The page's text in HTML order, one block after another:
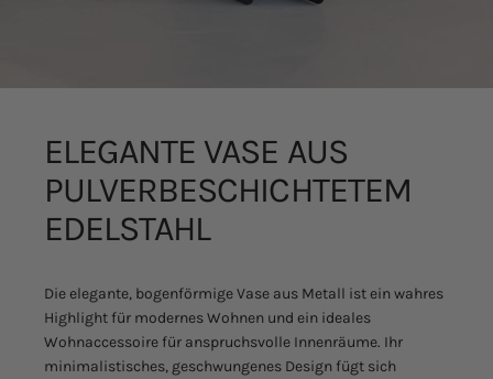
ELEGANTE VASE AUS
PULVERBESCHICHTETEM
EDELSTAHL
Die elegante, bogenförmige Vase aus Metall ist ein wahres
Highlight für modernes Wohnen und ein ideales
Wohnaccessoire für anspruchsvolle Innenräume. Ihr
minimalistisches, geschwungenes Design fügt sich